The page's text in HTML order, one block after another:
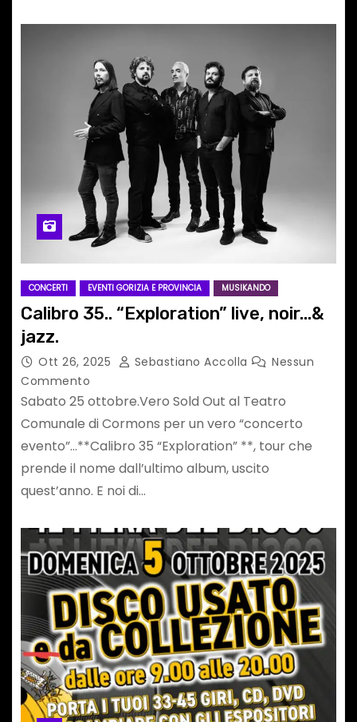
CONCERTI EVENTI GORIZIA E PROVINCIA MUSIKANDO
Calibro 35.. “Exploration” live, noir…&
jazz.
Ott 26, 2025 Sebastiano Accolla
Nessun
Commento
Sabato 25 ottobre.Vero Sold Out al Teatro
Comunale di Cormons per un vero “concerto
evento”…**Calibro 35 “Exploration” **, tour che
prende il nome dall’ultimo album, uscito
quest’anno. E noi di…